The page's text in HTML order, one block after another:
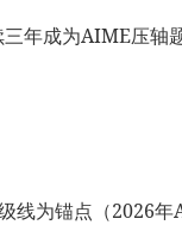
年成为AIME压
线为锚点（2026